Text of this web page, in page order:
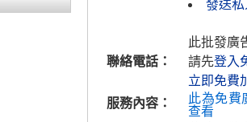
發送私
聯絡電話：
此批發廣
請先登入
立即免費
服務內容：
此為免費
查看